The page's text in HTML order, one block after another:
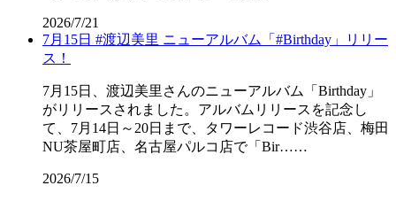
2026/7/21
7月15日 #渡辺美里 ニューアルバム「#Birthday」リリー
ス！
7月15日、渡辺美里さんのニューアルバム「Birthday」
がリリースされました。アルバムリリースを記念し
て、7月14日～20日まで、タワーレコード渋谷店、梅田
NU茶屋町店、名古屋パルコ店で「Bir……
2026/7/15